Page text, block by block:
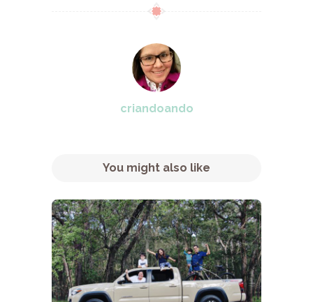
criandoando
You might also like